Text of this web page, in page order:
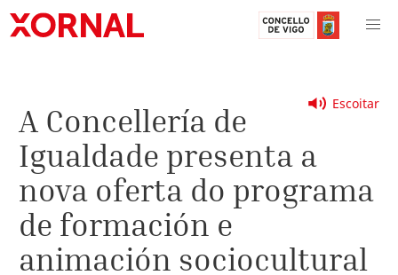
Escoitar
A Concellería de
Igualdade presenta a
nova oferta do programa
de formación e
animación sociocultural